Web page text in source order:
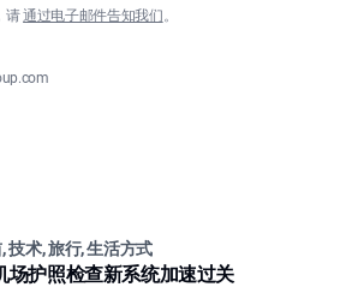
请通过电子邮件告知我们。
技术, 旅行, 生活方式
场护照检查新系统加速过关